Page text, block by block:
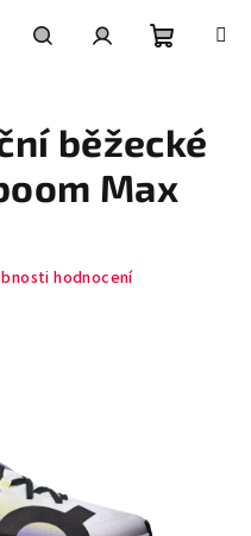
košík
běžecké
Max
hodnocení